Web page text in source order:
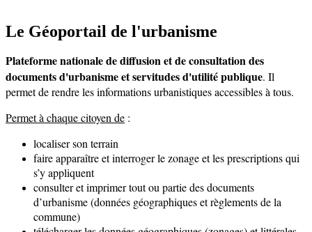
Le Géoportail de l'urbanisme
Plateforme nationale de diffusion et de consultation des
documents d'urbanisme et servitudes d'utilité publique. Il
permet de rendre les informations urbanistiques accessibles à tous.
Permet à chaque citoyen de :
localiser son terrain
faire apparaître et interroger le zonage et les prescriptions qui
s’y appliquent
consulter et imprimer tout ou partie des documents
d’urbanisme (données géographiques et règlements de la
commune)